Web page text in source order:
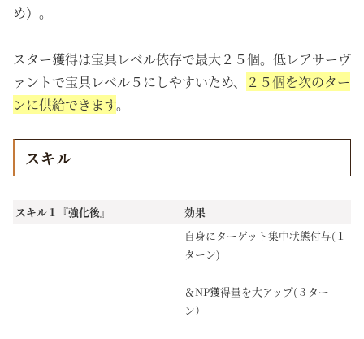
め）。
スター獲得は宝具レベル依存で最大２５個。低レアサーヴ
ァントで宝具レベル５にしやすいため、
２５個を次のター
ンに供給できます。
スキル
スキル１『強化後』 効果
自身にターゲット集中状態付与(１
ターン)
＆NP獲得量を大アップ(３ター
ン）